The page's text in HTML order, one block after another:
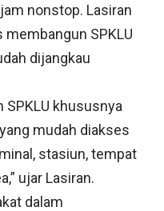
nonstop. Lasiran
SPKLU
dijangkau
SPKLU khususnya
mudah diakses
stasiun, tempat
ujar Lasiran.
dalam